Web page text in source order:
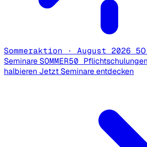
Sommeraktion · August 2026
SeminareSOMMER50
halbieren Jetzt Seminare entdecken